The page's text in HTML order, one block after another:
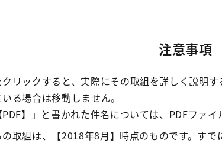
注意事項
リックすると、実際にその取組を詳しく説明
る場合は移動しません。
】」と書かれた件名については、PDFファイ
の取組は、【2018年8月】時点のものです。す